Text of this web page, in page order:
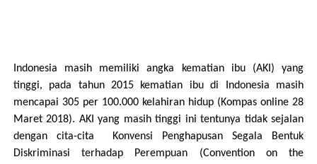
Indonesia masih memiliki angka kematian ibu (AKI) yang
tinggi, pada tahun 2015 kematian ibu di Indonesia masih
mencapai 305 per 100.000 kelahiran hidup (Kompas online 28
Maret 2018). AKI yang masih tinggi ini tentunya tidak sejalan
dengan cita-cita Konvensi Penghapusan Segala Bentuk
Diskriminasi terhadap Perempuan (Convention on the